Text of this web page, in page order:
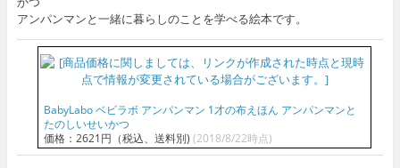
アンパンマンと一緒に暮らしのことを学べる絵本です。
BabyLabo ベビラボ アンパンマン 1才の布えほん アンパンマンと
たのしいせいかつ
価格：2621円（税込、送料別) (2018/8/22時点)